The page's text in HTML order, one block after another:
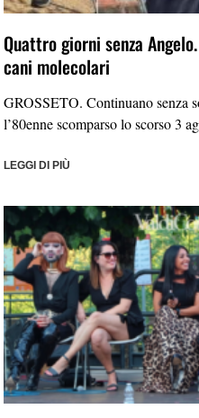
Quattro giorni senza
cani molecolari
GROSSETO. Continuano senza
l’80enne scomparso lo scorso 3
LEGGI DI PIÙ